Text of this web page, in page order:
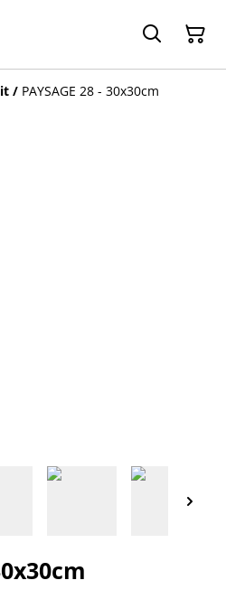
/ PAYSAGE 28 - 30x30cm